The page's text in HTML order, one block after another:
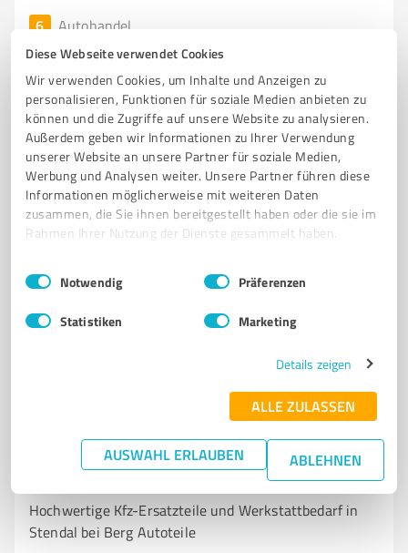
Diese Webseite verwendet Cookies
Wir verwenden Cookies, um Inhalte und Anzeigen zu
personalisieren, Funktionen für soziale Medien anbieten zu
können und die Zugriffe auf unsere Website zu analysieren.
Außerdem geben wir Informationen zu Ihrer Verwendung
unserer Website an unsere Partner für soziale Medien,
Werbung und Analysen weiter. Unsere Partner führen diese
Informationen möglicherweise mit weiteren Daten
zusammen, die Sie ihnen bereitgestellt haben oder die sie im
Rahmen Ihrer Nutzung der Dienste gesammelt haben.
Impressum Datenschutzbestimmungen
Einwilligungsauswahl
Notwendig Präferenzen
Statistiken Marketing
Details zeigen
ALLE ZULASSEN
AUSWAHL ERLAUBEN ABLEHNEN
6 Autohandel
BTB Autoverwertung GmbH
Professionelle Autoverwertung und Ersatzteile von
BTB Autoverwertung GmbH
AUTOVERWERTUNG ERSATZTEILE DEMONTAGE ALTFAHRZEUGE
REIFEN FELGEN GEBRAUCHTTEILE NEUTEILE
FAHRZEUGZUBEHÖR
NACHHALTIGKEIT
info@btb-autoverwertung.eu
Autohandel
Berg Autoteile GmbH Standort Stendal
Hochwertige Kfz-Ersatzteile und Werkstattbedarf in
Stendal bei Berg Autoteile